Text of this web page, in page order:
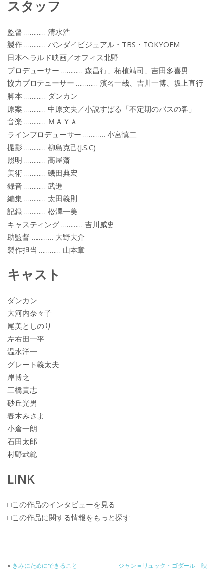
スタッフ
監督 ………… 清水浩
製作 ………… バンダイビジュアル・TBS・TOKYOFM
日本ヘラルド映画／オフィス北野
プロデューサー ………… 森昌行、柘植靖司、吉田多喜男
協力プロテューサー ………… 濱名一哉、吉川一博、坂上直行
脚本 ………… ダンカン
原案 ………… 中原文夫／小説すばる「不定期のバスの客」
音楽 ………… ＭＡＹＡ
ラインプロデューサー ………… 小宮慎二
撮影 ………… 柳島克己(J.S.C)
照明 ………… 高屋齋
美術 ………… 磯田典宏
録音 ………… 武進
編集 ………… 太田義則
記録 ………… 松澤一美
キャスティング ………… 吉川威史
助監督 ………… 大野大介
製作担当 ………… 山本章
キャスト
ダンカン
大河内奈々子
尾美としのり
左右田一平
温水洋一
グレート義太夫
岸博之
三橋貴志
砂丘光男
春木みさよ
小倉一朗
石田太郎
村野武範
LINK
□この作品のインタビューを見る
□この作品に関する情報をもっと探す
« きみにためにできること
ジャン＝リュック・ゴダール 映